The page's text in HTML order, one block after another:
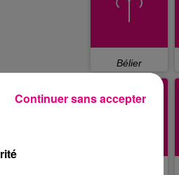
Bélier
Continuer sans accepter